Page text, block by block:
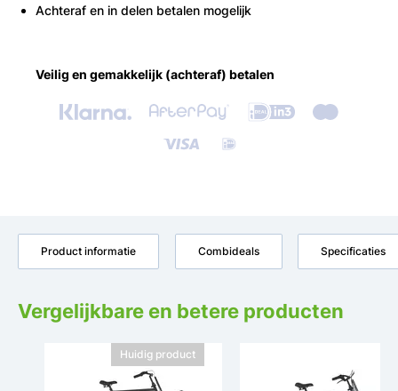
Achteraf en in delen betalen mogelijk
Veilig en gemakkelijk (achteraf) betalen
Product informatie Combideals Specificaties
Vergelijkbare en betere producten
Huidig product